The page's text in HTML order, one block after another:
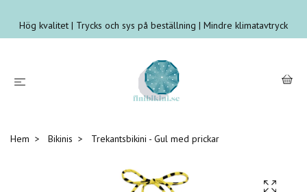
Hög kvalitet | Trycks och sys på beställning | Mindre klimatavtryck
Hem Bikinis Trekantsbikini - Gul med prickar